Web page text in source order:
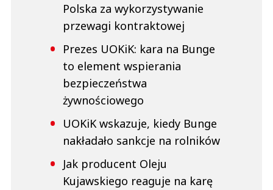
Polska za wykorzystywanie
przewagi kontraktowej
Prezes UOKiK: kara na Bunge
to element wspierania
bezpieczeństwa
żywnościowego
UOKiK wskazuje, kiedy Bunge
nakładało sankcje na rolników
Jak producent Oleju
Kujawskiego reaguje na karę